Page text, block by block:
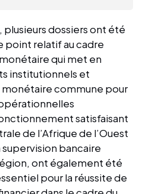
plusieurs dossiers ont été
point relatif au cadre
qui met en
institutionnels et
commune pour
satisfaisant
de l’Afrique de l’Ouest
bancaire
ont également été
pour la réussite de